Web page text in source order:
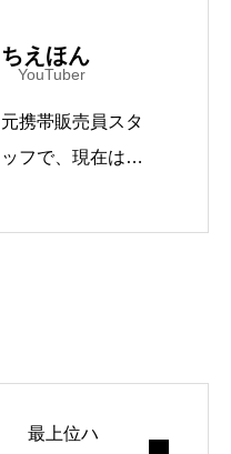
ちえほん
YouTuber
元携帯販売員スタ
ッフで、現在はYo
ドットコムTV」
エイターとしても
最上位ハ